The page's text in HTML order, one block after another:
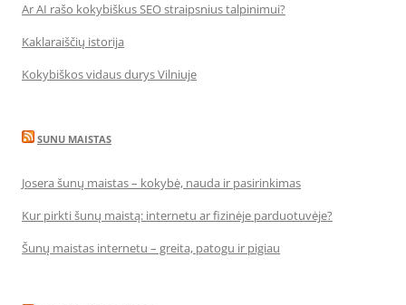
Ar AI rašo kokybiškus SEO straipsnius talpinimui?
Kaklaraiščių istorija
Kokybiškos vidaus durys Vilniuje
SUNU MAISTAS
Josera šunų maistas – kokybė, nauda ir pasirinkimas
Kur pirkti šunų maistą: internetu ar fizinėje parduotuvėje?
Šunų maistas internetu – greita, patogu ir pigiau